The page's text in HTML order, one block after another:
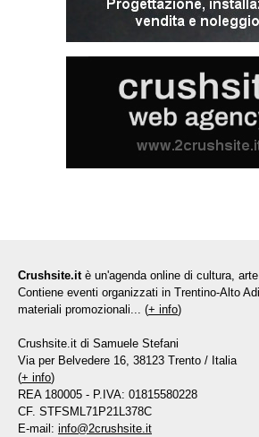
Crushsite.it è un'agenda online di cultura,
Contiene eventi organizzati in Trentino-Alto
materiali promozionali... (+ info)
Crushsite.it di Samuele Stefani
Via per Belvedere 16, 38123 Trento / Italia
(+ info)
REA 180005 - P.IVA: 01815580228
CF. STFSML71P21L378C
E-mail: info@2crushsite.it